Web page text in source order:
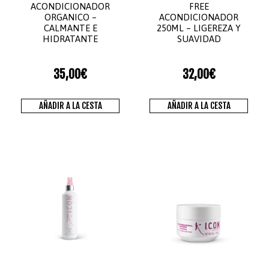
ACONDICIONADOR
ORGANICO –
CALMANTE E
HIDRATANTE
35,00€
AÑADIR A LA CESTA
FREE
ACONDICIONADOR
250ML – LIGEREZA Y
SUAVIDAD
32,00€
AÑADIR A LA CESTA